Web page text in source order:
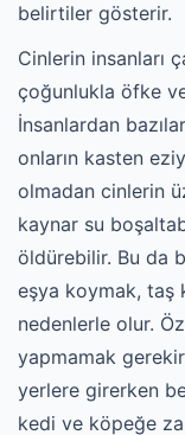
belirtiler gösterir.
Cinlerin insanları
çoğunlukla öfke
İnsanlardan
onların kasten
olmadan cinlerin
kaynar su
öldürebilir. Bu da
eşya koymak, taş
nedenlerle olur.
yapmamak
yerlere girerken
kedi ve köpeğe